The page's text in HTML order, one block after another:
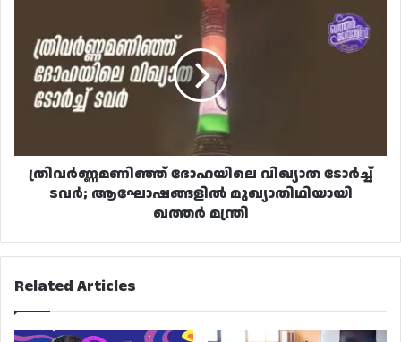
വിഖ്യാത
ടോർച്ച്
ടവർ;
ആഘോഷങ്ങളിൽ
മുഖ്യാതിഥിയായി
മന്ത്രി
ത്രിവർണ്ണമണിഞ്ഞ് ദോഹയിലെ വിഖ്യാത ടോർച്ച്
ടവർ; ആഘോഷങ്ങളിൽ മുഖ്യാതിഥിയായി
ഖത്തർ മന്ത്രി
Related Articles